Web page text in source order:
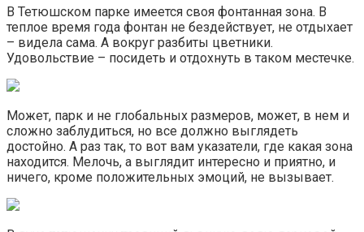
В Тетюшском парке имеется своя фонтанная зона. В
теплое время года фонтан не бездействует, не отдыхает
– видела сама. А вокруг разбиты цветники.
Удовольствие – посидеть и отдохнуть в таком местечке.
Может, парк и не глобальных размеров, может, в нем и
сложно заблудиться, но все должно выглядеть
достойно. А раз так, то вот вам указатели, где какая зона
находится. Мелочь, а выглядит интересно и приятно, и
ничего, кроме положительных эмоций, не вызывает.